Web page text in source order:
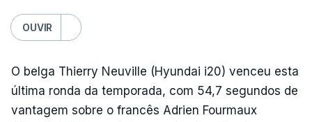
OUVIR
O belga Thierry Neuville (Hyundai i20) venceu esta
última ronda da temporada, com 54,7 segundos de
vantagem sobre o francês Adrien Fourmaux